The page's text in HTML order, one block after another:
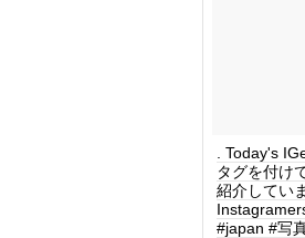
. Today's
タグを付け
紹介してい
#japan #写